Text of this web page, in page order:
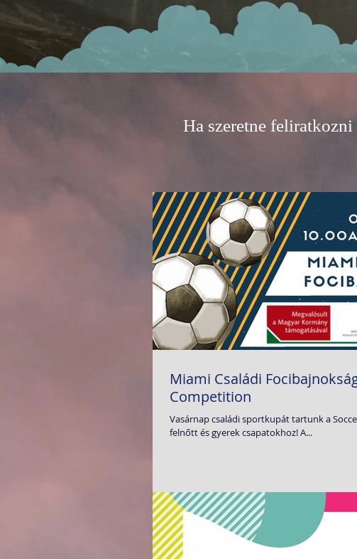
Ha szeretne
Miami Családi
Competition
Vasárnap családi sportkupát tartunk a Soccer at Padel
felnőtt és gyerek csapatokhoz! A...